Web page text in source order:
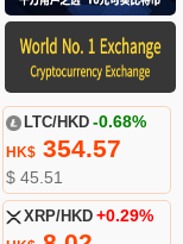
LTC/HKD -0.68%
HK$354.57
$ 45.51
XRP/HKD +0.29%